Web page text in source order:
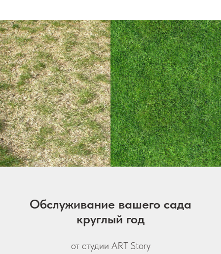
Обслуживание вашего сада
круглый год
от студии ART Story